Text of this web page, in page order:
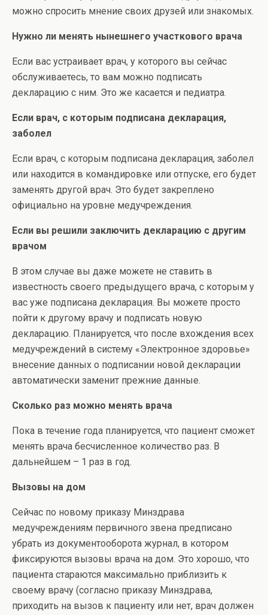
можно спросить мнение своих друзей или знакомых.
Нужно ли менять нынешнего участкового врача
Если вас устраивает врач, у которого вы сейчас
обслуживаетесь, то вам можно подписать
декларацию с ним. Это же касается и педиатра.
Если врач, с которым подписана декларация,
заболел
Если врач, с которым подписана декларация, заболел
или находится в командировке или отпуске, его будет
заменять другой врач. Это будет закреплено
официально на уровне медучреждения.
Если вы решили заключить декларацию с другим
врачом
В этом случае вы даже можете не ставить в
известность своего предыдущего врача, с которым у
вас уже подписана декларация. Вы можете просто
пойти к другому врачу и подписать новую
декларацию. Планируется, что после вхождения всех
медучреждений в систему «Электронное здоровье»
внесение данных о подписании новой декларации
автоматически заменит прежние данные.
Сколько раз можно менять врача
Пока в течение года планируется, что пациент сможет
менять врача бесчисленное количество раз. В
дальнейшем – 1 раз в год.
Вызовы на дом
Сейчас по новому приказу Минздрава
медучреждениям первичного звена предписано
убрать из документооборота журнал, в котором
фиксируются вызовы врача на дом. Это хорошо, что
пациента стараются максимально приблизить к
своему врачу (согласно приказу Минздрава,
приходить на вызов к пациенту или нет, врач должен